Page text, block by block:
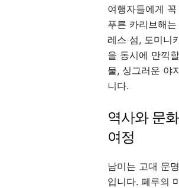
여행자들에게
푸른 카리브해
레스 섬, 도미니
을 동시에 만끽
물, 싱그러운 야
니다.
역사와 문
여정
남미는 고대 문
입니다. 페루의